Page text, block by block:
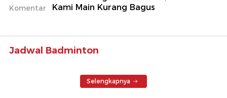
Komentar
Kami Main Kurang Bagus
Jadwal Badminton
Selengkapnya